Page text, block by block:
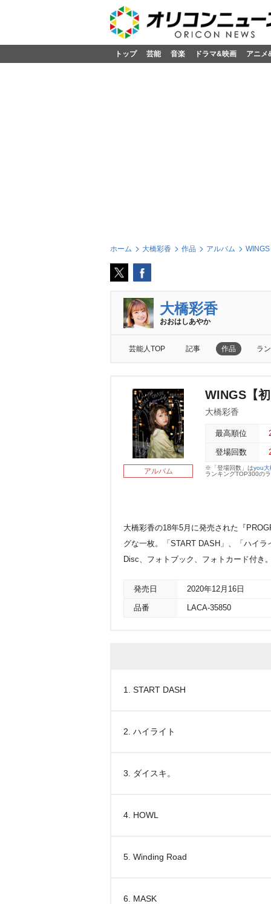
トップ 芸能 音楽 ドラマ&映画 アニメ
ホーム 大橋彩香 作品 アルバム
大橋彩香
おおはしあやか
芸能人TOP 記事 作品 ラ
アルバム
WINGS【
大橋彩香
最高順位
登場回数
※「登場回数」はyou大
ランキングTOP300の
大橋彩香の18年5月に発売された『
グな一枚。「START DASH」、「ハイ
Disc、フォトブック、フォトカード付き
発売日 2020年12月16日
品番 LACA-35850
1. START DASH
2. ハイライト
3. ダイスキ。
4. HOWL
5. Winding Road
6. MASK